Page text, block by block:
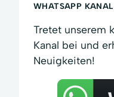
WHATSAPP KANAL
Tretet unserem
Kanal bei und
Neuigkeiten!